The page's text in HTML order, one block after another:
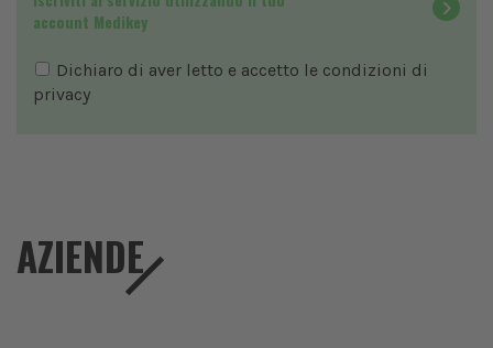
account Medikey
Dichiaro di aver letto e accetto le condizioni di
privacy
AZIENDE